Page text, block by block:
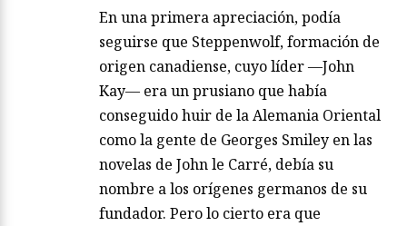
En una primera apreciación, podía
seguirse que Steppenwolf, formación de
origen canadiense, cuyo líder —John
Kay— era un prusiano que había
conseguido huir de la Alemania Oriental
como la gente de Georges Smiley en las
novelas de John le Carré, debía su
nombre a los orígenes germanos de su
fundador. Pero lo cierto era que